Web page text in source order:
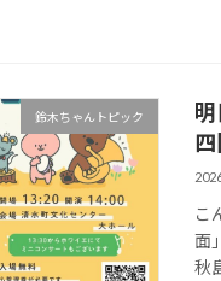
鈴木ちゃんトピック
こ
面
秋